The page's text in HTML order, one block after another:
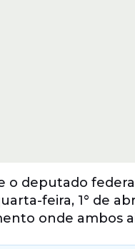
deputado
feira, 1° de
onde ambos